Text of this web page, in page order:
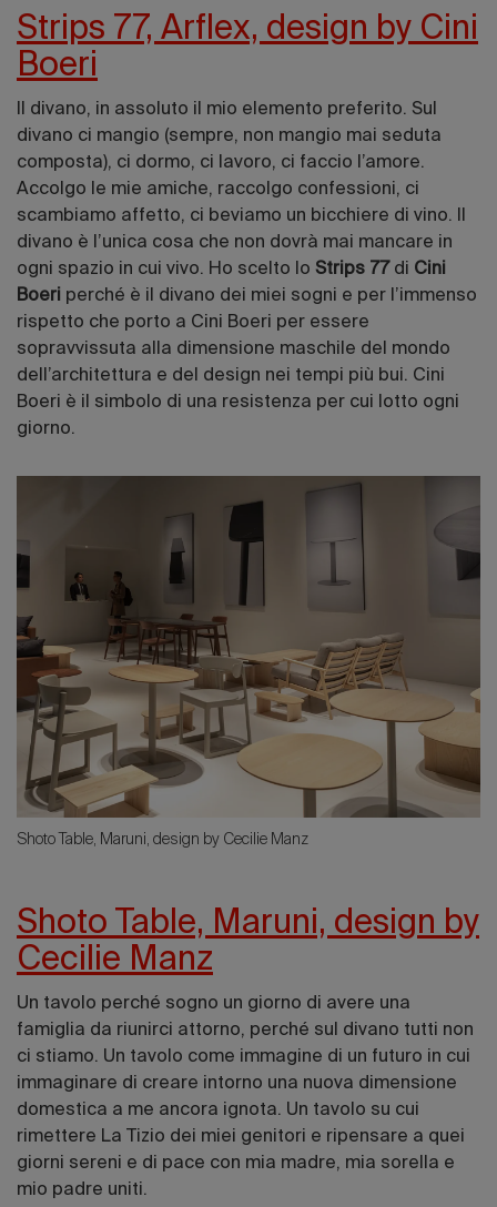
Strips 77, Arflex, design by Cini
Boeri
Il divano, in assoluto il mio elemento preferito. Sul
divano ci mangio (sempre, non mangio mai seduta
composta), ci dormo, ci lavoro, ci faccio l’amore.
Accolgo le mie amiche, raccolgo confessioni, ci
scambiamo affetto, ci beviamo un bicchiere di vino. Il
divano è l’unica cosa che non dovrà mai mancare in
ogni spazio in cui vivo. Ho scelto lo Strips 77 di Cini
Boeri perché è il divano dei miei sogni e per l’immenso
rispetto che porto a Cini Boeri per essere
sopravvissuta alla dimensione maschile del mondo
dell’architettura e del design nei tempi più bui. Cini
Boeri è il simbolo di una resistenza per cui lotto ogni
giorno.
Shoto Table, Maruni, design by Cecilie Manz
Shoto Table, Maruni, design by
Cecilie Manz
Un tavolo perché sogno un giorno di avere una
famiglia da riunirci attorno, perché sul divano tutti non
ci stiamo. Un tavolo come immagine di un futuro in cui
immaginare di creare intorno una nuova dimensione
domestica a me ancora ignota. Un tavolo su cui
rimettere La Tizio dei miei genitori e ripensare a quei
giorni sereni e di pace con mia madre, mia sorella e
mio padre uniti.